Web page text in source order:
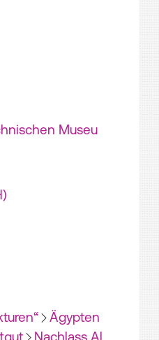
Museu
Ägypten
Nachlass Al